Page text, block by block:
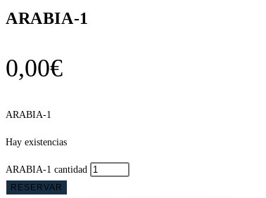
ARABIA-1
0,00€
ARABIA-1
Hay existencias
ARABIA-1 cantidad
RESERVAR